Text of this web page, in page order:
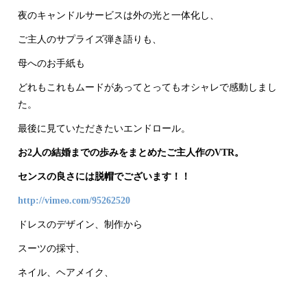
夜のキャンドルサービスは外の光と一体化し、
ご主人のサプライズ弾き語りも、
母へのお手紙も
どれもこれもムードがあってとってもオシャレで感動しまし
た。
最後に見ていただきたいエンドロール。
お2人の結婚までの歩みをまとめたご主人作のVTR。
センスの良さには脱帽でございます！！
http://vimeo.com/95262520
ドレスのデザイン、制作から
スーツの採寸、
ネイル、ヘアメイク、